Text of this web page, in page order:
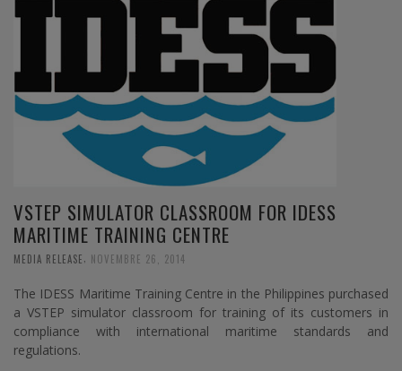
VSTEP SIMULATOR CLASSROOM FOR IDESS
MARITIME TRAINING CENTRE
MEDIA RELEASE NOVEMBRE 26, 2014
The IDESS Maritime Training Centre in the Philippines purchased
a VSTEP simulator classroom for training of its customers in
compliance with international maritime standards and
regulations.